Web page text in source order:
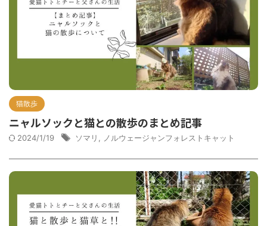
猫散歩
ニャルソックと猫との散歩のまとめ記事
2024/1/19 ソマリ ノルウェージャンフォレストキャット